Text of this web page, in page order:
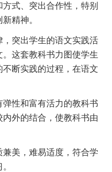
式、突出合作性，特别
精神。
突出学生的语文实践活
这套教科书力图使学生
断实践的过程，在语文
性和富有活力的教科书
外的结合，使教科书由
美，难易适度，符合学